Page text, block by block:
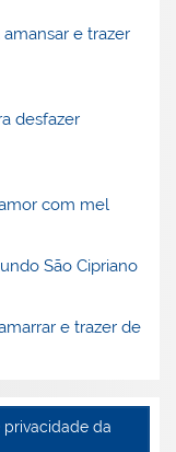
e trazer
desfazer
com mel
São Cipriano
e trazer de
privacidade da